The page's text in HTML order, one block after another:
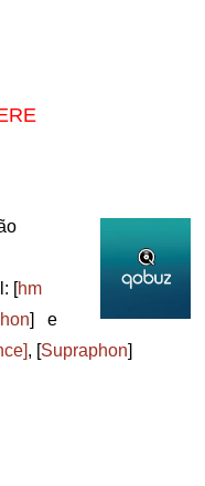
[hm
] e
, [Supraphon]